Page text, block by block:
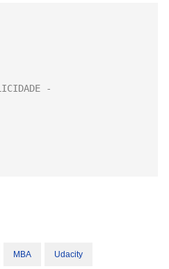
MBA Udacity